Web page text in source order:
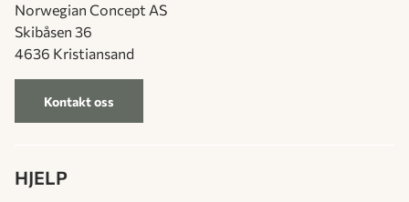
Norwegian Concept AS
Skibåsen 36
4636 Kristiansand
Kontakt oss
HJELP